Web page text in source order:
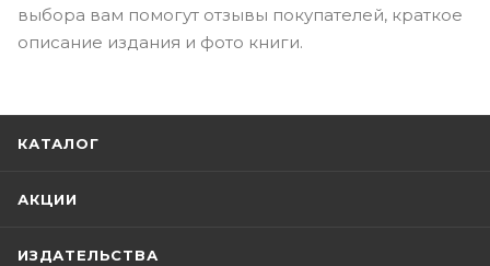
выбора вам помогут отзывы покупателей, краткое
описание издания и фото книги.
КАТАЛОГ
АКЦИИ
ИЗДАТЕЛЬСТВА